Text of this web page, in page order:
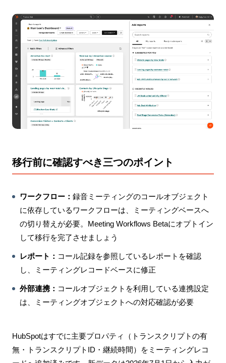
移行前に確認すべき三つのポイント
ワークフロー： 録音ミーティングのコールオブジェクト
に依存しているワークフローは、ミーティングベースへ
の切り替えが必要。Meeting Workflows Betaにオプトイン
して移行を完了させましょう
レポート： コール記録を参照しているレポートを確認
し、ミーティングレコードベースに修正
外部連携： コールオブジェクトを利用している連携設定
は、ミーティングオブジェクトへの対応確認が必要
HubSpotはすでに主要プロパティ（トランスクリプトの有
無・トランスクリプトID・継続時間）をミーティングレコ